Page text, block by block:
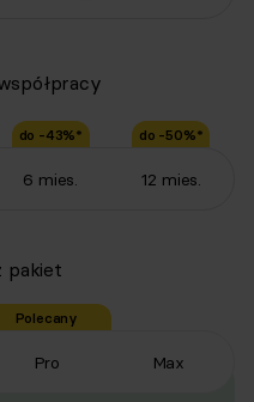
6 mies.
do -43%*
12 mies.
do -50%*
pakiet
Polecany
Pro Max